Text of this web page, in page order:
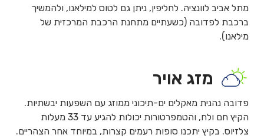
מתל אביב לוונציה. לחליפין, ניתן גם לטוס למילאנו, ולהמשיך
ברכבת לפדובה (כשעתיים מתחנת הרכבת המרכזית של
מילאנו).
מזג אויר
פדובה נהנית מאקלים ים-תיכוני ממוזג עם השפעות יבשתיות.
הקיץ חם ולח, והטמפרטורות יכולות להגיע עד 33 מעלות
צלזיוס. בקיץ יתכנו סופות רעמים קצרות, במיוחד אחר הצהריים.